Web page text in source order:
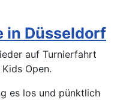
in Düsseldorf
auf Turnierfahrt
Open.
es los und pünktlich